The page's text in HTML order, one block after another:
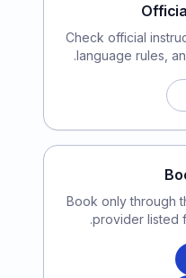
Check official
language rules,
Book only through
provider listed